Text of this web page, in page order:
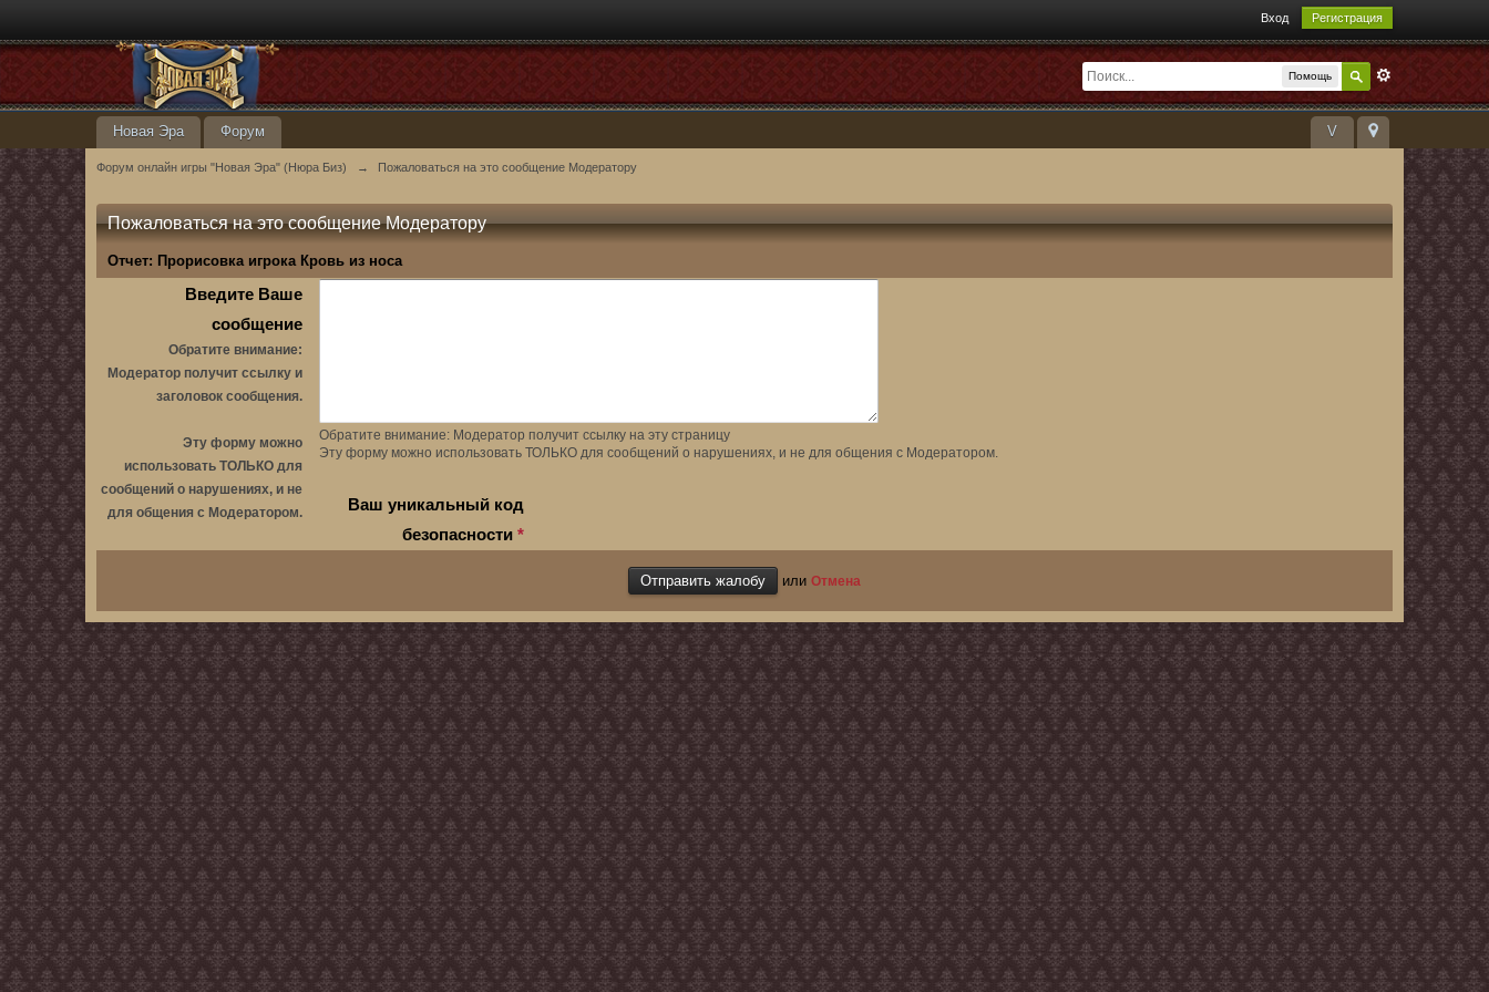
Вход Регистрация
Помощь
V
Новая Эра Форум
Форум онлайн игры "Новая Эра" (Нюра Биз) → Пожаловаться на это сообщение Модератору
Пожаловаться на это сообщение Модератору
Отчет: Прорисовка игрока Кровь из носа
Введите Ваше
сообщение
Обратите внимание:
Модератор получит ссылку и
заголовок сообщения.
Эту форму можно
использовать ТОЛЬКО для
сообщений о нарушениях, и не
для общения с Модератором.
Обратите внимание: Модератор получит ссылку на эту страницу
Эту форму можно использовать ТОЛЬКО для сообщений о нарушениях, и не для общения с Модератором.
Ваш уникальный код
безопасности*
или Отмена